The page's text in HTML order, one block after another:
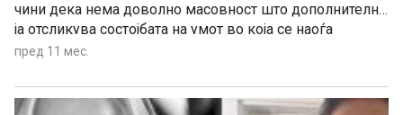
чини дека нема доволно масовност што дополнително
ја отсликува состојбата на умот во која се наоѓа
македонското општество и мнозинството од
пред 11 мес.